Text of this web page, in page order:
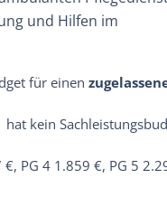
und Hilfen im
für einen
hat kein
PG 4 1.859 €, PG 5